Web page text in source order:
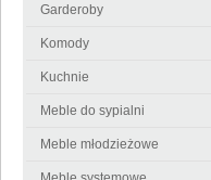
Garderoby
Komody
Kuchnie
Meble do sypialni
Meble młodzieżowe